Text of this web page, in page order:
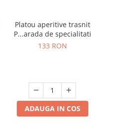
Platou aperitive trasnit
P...arada de specialitati
133 RON
ADAUGA IN COS